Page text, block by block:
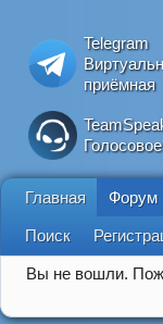
Telegram
приёмная
Главная Форум
Поиск
Вы не вошли.